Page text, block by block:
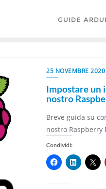
GUIDE
25 NOVEMBRE 2020
Impostare un
nostro
Breve guida su
nostro Raspberry
Condividi: